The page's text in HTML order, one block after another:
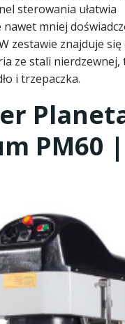
sterowania ułatwia
mniej
zestawie znajduje się
ze stali nierdzewnej,
i trzepaczka.
PM60